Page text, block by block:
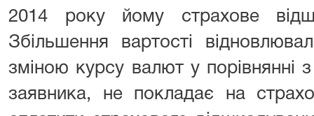
2014 року йому страхове
Збільшення вартості
зміною курсу валют у
заявника, не покладає на